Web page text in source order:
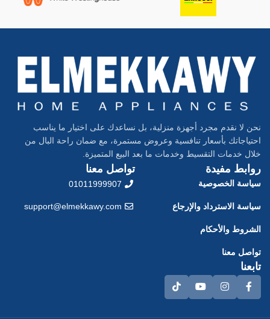
نحن لا نقدم مجرد أجهزة منزلية، بل نساعدك على اختيار ما يناسب
احتياجاتك بأسعار تنافسية وعروض مستمرة، مع ضمان راحة البال من
خلال خدمات التقسيط وخدمات ما بعد البيع المتميزة.
روابط مفيدة
سياسة الخصوصية
سياسة الاسترداد والإرجاع
الشروط والأحكام
تواصل معنا
تواصل معنا
01011999907
support@elmekkawy.com
تابعنا